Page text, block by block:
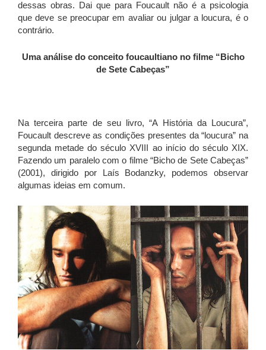
dessas obras. Dai que para Foucault não é a psicologia
que deve se preocupar em avaliar ou julgar a loucura, é o
contrário.
Uma análise do conceito foucaultiano no filme “Bicho
de Sete Cabeças”
Na terceira parte de seu livro, “A História da Loucura”,
Foucault descreve as condições presentes da “loucura” na
segunda metade do século XVIII ao início do século XIX.
Fazendo um paralelo com o filme “Bicho de Sete Cabeças”
(2001), dirigido por Laís Bodanzky, podemos observar
algumas ideias em comum.